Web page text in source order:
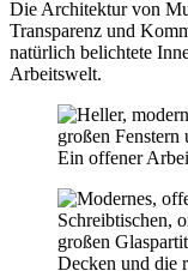
Die Architektur von
Transparenz und
natürlich belichtete
Arbeitswelt.